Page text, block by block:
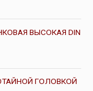
ВЫСОКАЯ DIN
ГОЛОВКОЙ